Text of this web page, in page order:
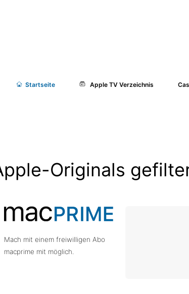
Startseite Apple TV Verzeichnis
Originals
Mach mit einem freiwilligen Abo
macprime mit möglich.